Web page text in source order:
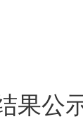
果公